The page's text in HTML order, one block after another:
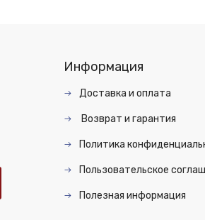
Информация
Доставка и оплата
Возврат и гарантия
Политика
Пользовательское
Полезная информация